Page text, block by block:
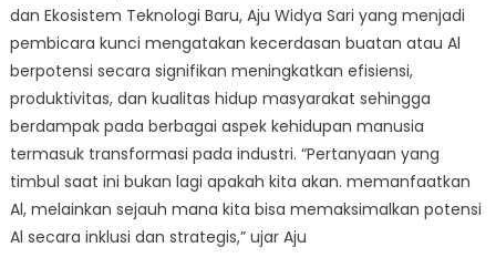
dan Ekosistem Teknologi Baru, Aju Widya Sari yang menjadi
pembicara kunci mengatakan kecerdasan buatan atau Al
berpotensi secara signifikan meningkatkan efisiensi,
produktivitas, dan kualitas hidup masyarakat sehingga
berdampak pada berbagai aspek kehidupan manusia
termasuk transformasi pada industri. “Pertanyaan yang
timbul saat ini bukan lagi apakah kita akan. memanfaatkan
Al, melainkan sejauh mana kita bisa memaksimalkan potensi
Al secara inklusi dan strategis,” ujar Aju